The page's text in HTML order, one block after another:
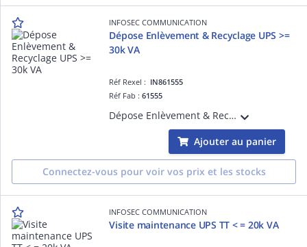
INFOSEC COMMUNICATION
Dépose Enlèvement & Recyclage UPS >=
30k VA
Réf Rexel : IN861555
Réf Fab :61555
Dépose Enlèvement & Recyclage UPS >= 30k VA
Ajouter au panier
Connectez-vous pour voir vos prix et les stocks
INFOSEC COMMUNICATION
Visite maintenance UPS TT < = 20k VA